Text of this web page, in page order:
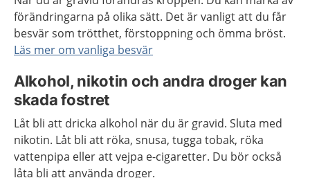
förändringarna på olika sätt. Det är vanligt att du får
besvär som trötthet, förstoppning och ömma bröst.
Läs mer om vanliga besvär
Alkohol, nikotin och andra droger kan
skada fostret
Låt bli att dricka alkohol när du är gravid. Sluta med
nikotin. Låt bli att röka, snusa, tugga tobak, röka
vattenpipa eller att vejpa e-cigaretter. Du bör också
låta bli att använda droger.